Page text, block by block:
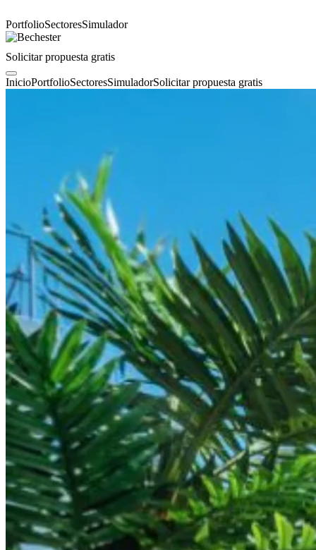
PortfolioSectoresSimulador
Solicitar propuesta gratis
InicioPortfolioSectoresSimuladorSolicitar propuesta gratis